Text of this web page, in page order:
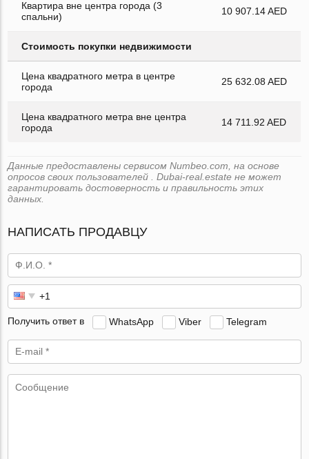
Квартира вне центра города (3
спальни)
10 907.14 AED
Стоимость покупки недвижимости
Цена квадратного метра в центре
города
25 632.08 AED
Цена квадратного метра вне центра
города
14 711.92 AED
Данные предоставлены сервисом Numbeo.com, на основе
опросов своих пользователей . Dubai-real.estate не может
гарантировать достоверность и правильность этих
данных.
НАПИСАТЬ ПРОДАВЦУ
Получить ответ в WhatsApp Viber Telegram